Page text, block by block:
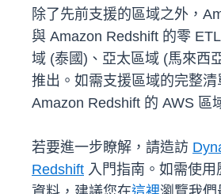
除了先前支援的區域之外，
與 Amazon Redshift 的零
域 (泰國)、亞太區域 (馬來西
推出。如需支援區域的完整
Amazon Redshift 的 AWS 區
若要進一步瞭解，請造訪
Redshift 入門指南。如需使